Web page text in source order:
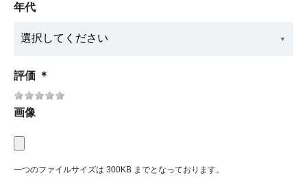
年代
評価 ＊
画像
一つのファイルサイズは 300KB までとなっております。